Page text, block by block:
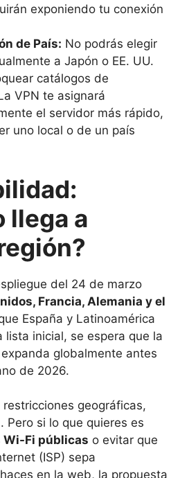
exponiendo tu conexión
de País: No podrás elegir
a Japón o EE. UU.
catálogos de
VPN te asignará
el servidor más rápido,
uno local o de un país
llega a
del 24 de marzo
Francia, Alemania y el
España y Latinoamérica
lista inicial, se espera que la
globalmente antes
de 2026.
geográficas,
Pero si lo que quieres es
Wi-Fi públicas o evitar que
(ISP) sepa
en la web, la propuesta